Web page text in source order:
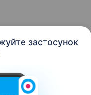
застосунок